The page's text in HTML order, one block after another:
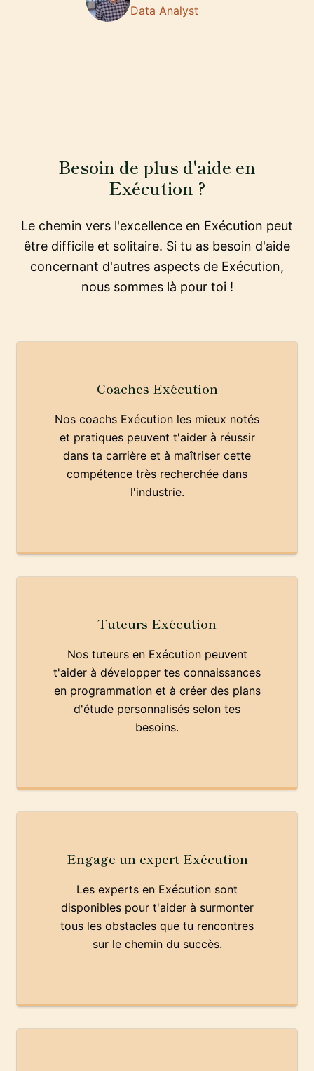
Data Analyst
Besoin de plus d'aide en
Exécution ?
Le chemin vers l'excellence en Exécution peut
être difficile et solitaire. Si tu as besoin d'aide
concernant d'autres aspects de Exécution,
nous sommes là pour toi !
Coaches Exécution
Nos coachs Exécution les mieux notés
et pratiques peuvent t'aider à réussir
dans ta carrière et à maîtriser cette
compétence très recherchée dans
l'industrie.
Tuteurs Exécution
Nos tuteurs en Exécution peuvent
t'aider à développer tes connaissances
en programmation et à créer des plans
d'étude personnalisés selon tes
besoins.
Engage un expert Exécution
Les experts en Exécution sont
disponibles pour t'aider à surmonter
tous les obstacles que tu rencontres
sur le chemin du succès.